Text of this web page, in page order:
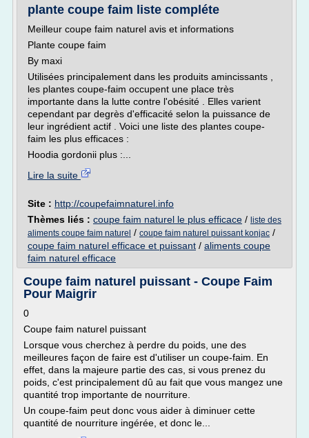
plante coupe faim liste compléte
Meilleur coupe faim naturel avis et informations
Plante coupe faim
By maxi
Utilisées principalement dans les produits amincissants ,
les plantes coupe-faim occupent une place très
importante dans la lutte contre l'obésité . Elles varient
cependant par degrès d'efficacité selon la puissance de
leur ingrédient actif . Voici une liste des plantes coupe-
faim les plus efficaces :
Hoodia gordonii plus :...
Lire la suite
Site : http://coupefaimnaturel.info
Thèmes liés : coupe faim naturel le plus efficace / liste des
aliments coupe faim naturel / coupe faim naturel puissant konjac /
coupe faim naturel efficace et puissant / aliments coupe
faim naturel efficace
Coupe faim naturel puissant - Coupe Faim
Pour Maigrir
0
Coupe faim naturel puissant
Lorsque vous cherchez à perdre du poids, une des
meilleures façon de faire est d'utiliser un coupe-faim. En
effet, dans la majeure partie des cas, si vous prenez du
poids, c'est principalement dû au fait que vous mangez une
quantité trop importante de nourriture.
Un coupe-faim peut donc vous aider à diminuer cette
quantité de nourriture ingérée, et donc le...